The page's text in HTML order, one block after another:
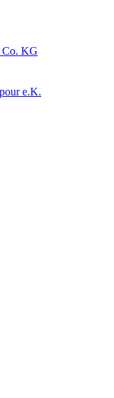
Co. KG
e.K.